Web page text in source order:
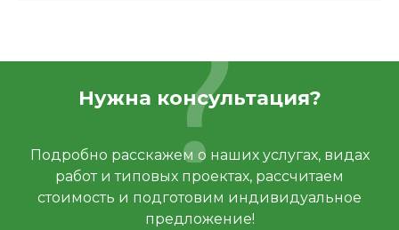
Нужна консультация?
Подробно расскажем о наших услугах, видах
работ и типовых проектах, рассчитаем
стоимость и подготовим индивидуальное
предложение!